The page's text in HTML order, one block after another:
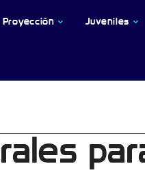
Proyección Juveniles